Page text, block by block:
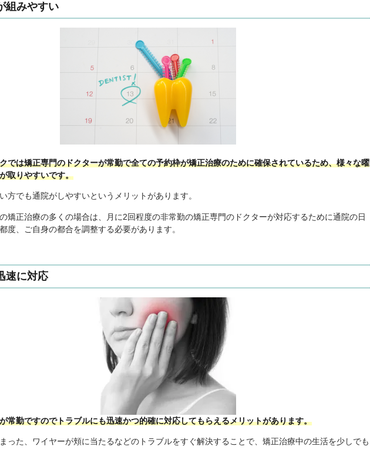
組みやすい
では矯正専門のドクターが常勤で全ての予約枠が矯正治療のために確保されているため、様々な曜
取りやすいです。
方でも通院がしやすいというメリットがあります。
矯正治療の多くの場合は、月に2回程度の非常勤の矯正専門のドクターが対応するために通院の日
度、ご自身の都合を調整する必要があります。
速に対応
常勤ですのでトラブルにも迅速かつ的確に対応してもらえるメリットがあります。
った、ワイヤーが頬に当たるなどのトラブルをすぐ解決することで、矯正治療中の生活を少しでも